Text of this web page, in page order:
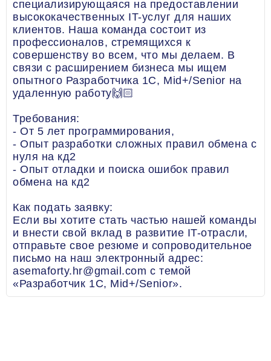
специализирующаяся на предоставлении
высококачественных IT-услуг для наших
клиентов. Наша команда состоит из
профессионалов, стремящихся к
совершенству во всем, что мы делаем. В
связи с расширением бизнеса мы ищем
опытного Разработчикa 1С, Mid+/Senior на
удаленную работу🙌🏻
Требования:
- От 5 лет программирования,
- Опыт разработки сложных правил обмена с
нуля на кд2
- Опыт отладки и поиска ошибок правил
обмена на кд2
Как подать заявку:
Если вы хотите стать частью нашей команды
и внести свой вклад в развитие IT-отрасли,
отправьте свое резюме и сопроводительное
письмо на наш электронный адрес:
asemaforty.hr@gmail.com с темой
«Разработчик 1С, Mid+/Senior».